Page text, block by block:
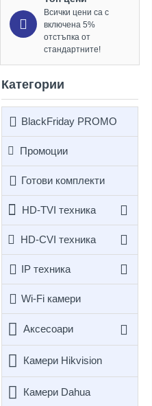
Всички цени са с
включена 5%
отстъпка от
стандартните!
Категории
BlackFriday PROMO
Промоции
Готови комплекти
HD-TVI техника
HD-CVI техника
IP техника
Wi-Fi камери
Аксесоари
Камери Hikvision
Камери Dahua